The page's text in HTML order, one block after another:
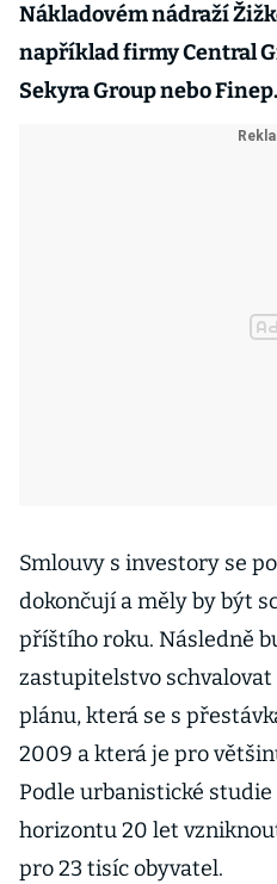
Nákladovém nádraží
například firmy Central
Sekyra Group nebo Finep.
Smlouvy s investory se
dokončují a měly by být
příštího roku. Následně
zastupitelstvo
plánu, která se s
2009 a která je pro
Podle urbanistické
horizontu 20 let
pro 23 tisíc obyvatel.